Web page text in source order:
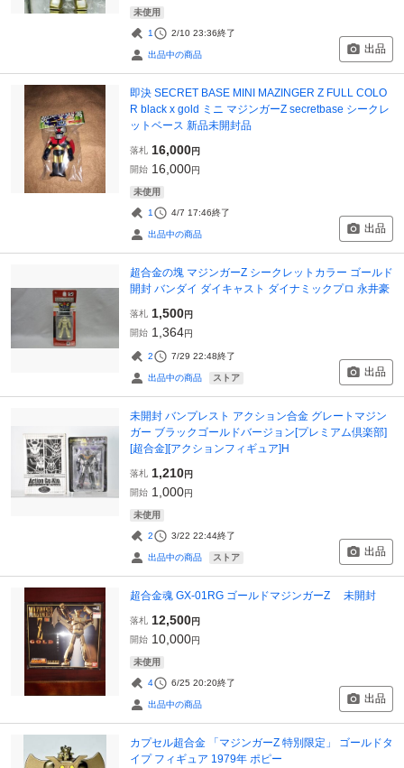
未使用
1 2/10 23:36終了
出品中の商品 出品
即決 SECRET BASE MINI MAZINGER Z FULL COLO
R black x gold ミニ マジンガーZ secretbase シークレ
ットベース 新品未開封品
落札 16,000円
開始 16,000円
未使用
1 4/7 17:46終了
出品中の商品 出品
超合金の塊 マジンガーZ シークレットカラー ゴールド
開封 バンダイ ダイキャスト ダイナミックプロ 永井豪
落札 1,500円
開始 1,364円
2 7/29 22:48終了
出品中の商品 ストア 出品
未開封 バンプレスト アクション合金 グレートマジン
ガー ブラックゴールドバージョン[プレミアム倶楽部]
[超合金][アクションフィギュア]H
落札 1,210円
開始 1,000円
未使用
2 3/22 22:44終了
出品中の商品 ストア 出品
超合金魂 GX-01RG ゴールドマジンガーZ 未開封
落札 12,500円
開始 10,000円
未使用
4 6/25 20:20終了
出品中の商品 出品
カプセル超合金 「マジンガーZ 特別限定」 ゴールドタ
イプ フィギュア 1979年 ポピー